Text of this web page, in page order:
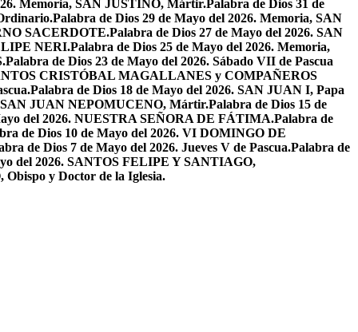
Memoria, SAN JUSTINO, Mártir.Palabra de Dios 31 de
Palabra de Dios 29 de Mayo del 2026. Memoria, SAN
SACERDOTE.Palabra de Dios 27 de Mayo del 2026. SAN
NERI.Palabra de Dios 25 de Mayo del 2026. Memoria,
Palabra de Dios 23 de Mayo del 2026. Sábado VII de Pascua
CRISTÓBAL MAGALLANES y COMPAÑEROS
Palabra de Dios 18 de Mayo del 2026. SAN JUAN I, Papa
SAN JUAN NEPOMUCENO, Mártir.Palabra de Dios 15 de
del 2026. NUESTRA SEÑORA DE FÁTIMA.Palabra de
de Dios 10 de Mayo del 2026. VI DOMINGO DE
de Dios 7 de Mayo del 2026. Jueves V de Pascua.Palabra de
del 2026. SANTOS FELIPE Y SANTIAGO,
y Doctor de la Iglesia.